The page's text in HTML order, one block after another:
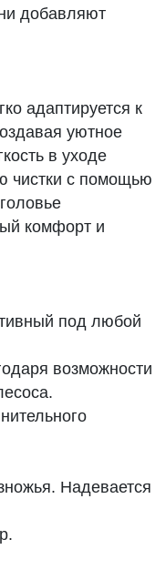
добавляют
адаптируется к
уютное
в уходе
чистки с помощью
комфорт и
под любой
возможности
Надевается